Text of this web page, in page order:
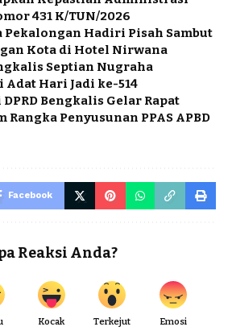
431 K/TUN/2026
Pekalongan Hadiri Pisah Sambut
Kota di Hotel Nirwana
Septian Nugraha
Hari Jadi ke-514
Bengkalis Gelar Rapat
Rangka Penyusunan PPAS APBD
Facebook
Reaksi Anda?
Kocak Terkejut Emosi